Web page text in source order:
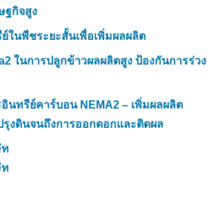
ฐกิจสูง
ในพืชระยะสั้นเพื่อเพิ่มผลผลิต
ในการปลูกข้าวผลผลิตสูง ป้องกันการร่วง
นทรีย์คาร์บอน NEMA2 – เพิ่มผลผลิต
รุงดินจนถึงการออกดอกและติดผล
ท
ท